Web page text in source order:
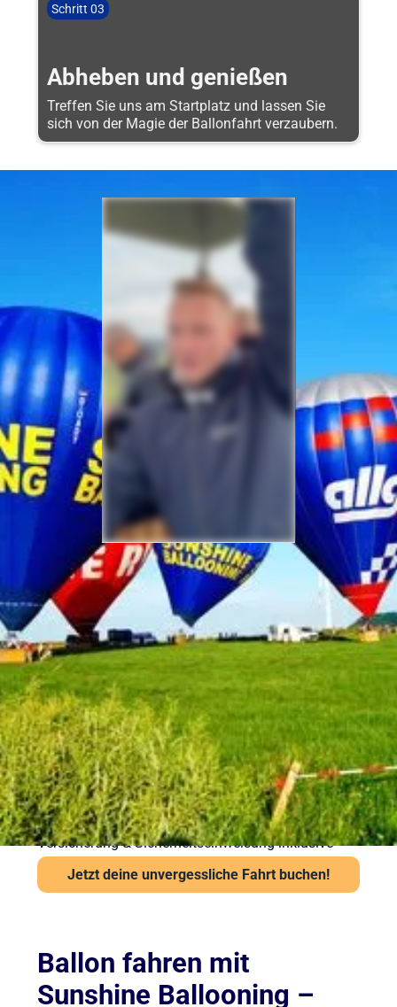
Schritt 03
Abheben und genießen
Treffen Sie uns am Startplatz und lassen Sie
sich von der Magie der Ballonfahrt verzaubern.
Sicherheit bei Ihrer
Ballonfahrt – Gut
vorbereitet in die Luft
Sicherheit steht bei Sunshine Ballooning an erster
Stelle. Jede Ballonfahrt findet nur bei stabiler
Wetterlage statt. Unsere Piloten prüfen Wind und
Sicht vor jedem Start über das Flugwetteramt.
Wichtige Hinweise:
Ab 6 Jahren und mindestens 120 cm Körpergröße
Kein besonderes Schuhwerk erforderlich, aber
festes empfohlen
Auch bei leichter Höhenangst problemlos möglich
Versicherung & Sicherheitseinweisung inklusive
Jetzt deine unvergessliche Fahrt buchen!
Ballon fahren mit
Sunshine Ballooning –